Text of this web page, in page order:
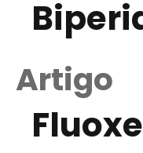
Artigo